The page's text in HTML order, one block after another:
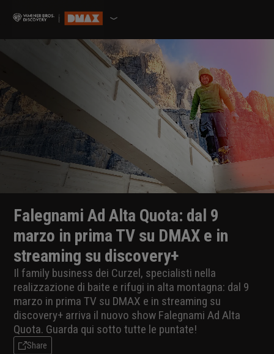
Falegnami Ad Alta Quota: dal 9
marzo in prima TV su DMAX e in
streaming su discovery+
Il family business dei Curzel, specialisti nella
realizzazione di baite e rifugi in alta montagna: dal 9
marzo in prima TV su DMAX e in streaming su
discovery+ arriva il nuovo show Falegnami Ad Alta
Quota. Guarda qui sotto tutte le puntate!
Share